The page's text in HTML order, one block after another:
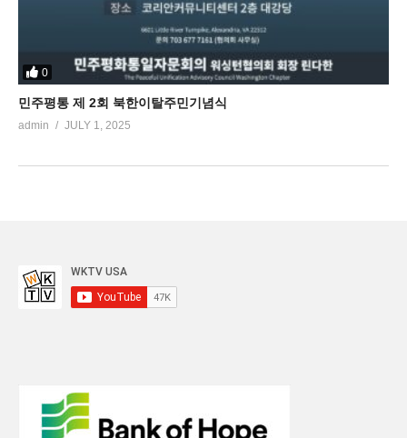
0
민주평통 제 2회 북한이탈주민기념식
admin JULY 1, 2025